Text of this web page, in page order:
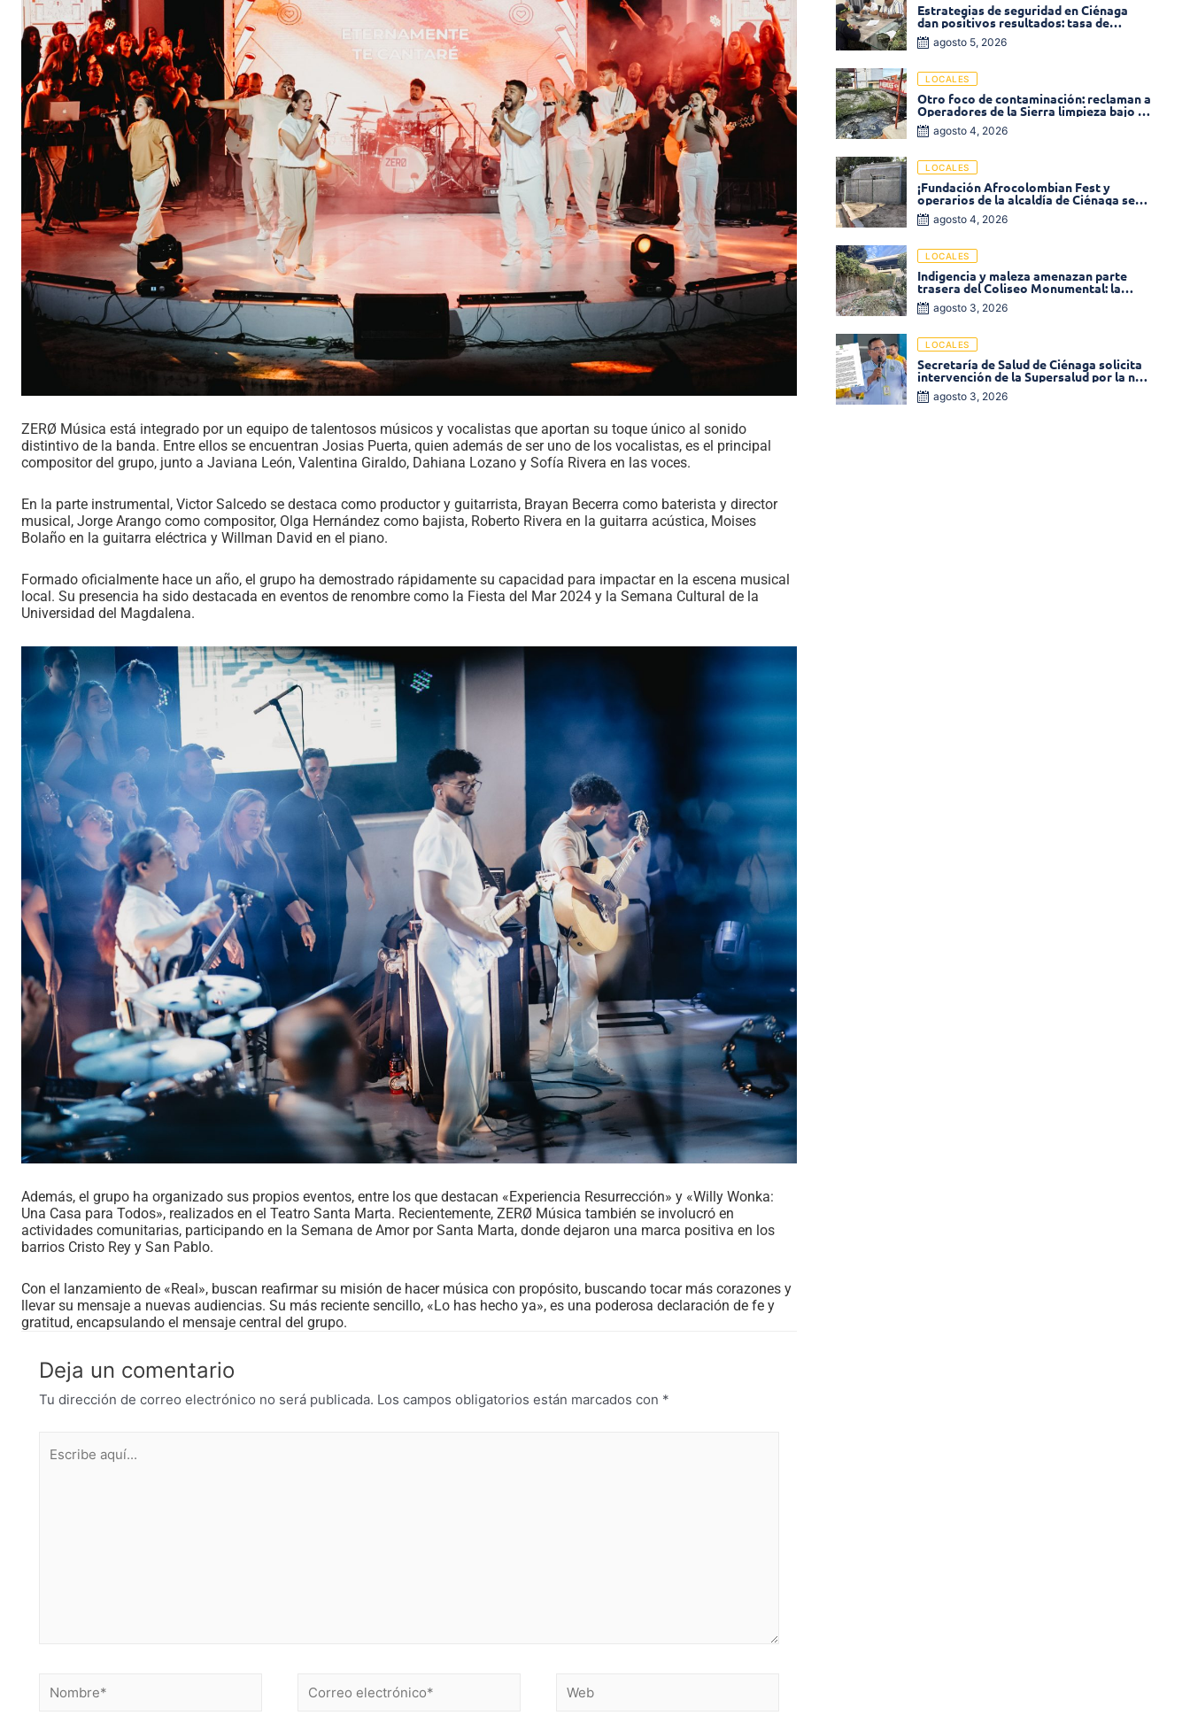
ZERØ Música está integrado por un equipo de talentosos músicos y vocalistas que aportan su toque único al sonido
distintivo de la banda. Entre ellos se encuentran Josias Puerta, quien además de ser uno de los vocalistas, es el principal
compositor del grupo, junto a Javiana León, Valentina Giraldo, Dahiana Lozano y Sofía Rivera en las voces.
En la parte instrumental, Victor Salcedo se destaca como productor y guitarrista, Brayan Becerra como baterista y director
musical, Jorge Arango como compositor, Olga Hernández como bajista, Roberto Rivera en la guitarra acústica, Moises
Bolaño en la guitarra eléctrica y Willman David en el piano.
Formado oficialmente hace un año, el grupo ha demostrado rápidamente su capacidad para impactar en la escena musical
local. Su presencia ha sido destacada en eventos de renombre como la Fiesta del Mar 2024 y la Semana Cultural de la
Universidad del Magdalena.
Además, el grupo ha organizado sus propios eventos, entre los que destacan «Experiencia Resurrección» y «Willy Wonka:
Una Casa para Todos», realizados en el Teatro Santa Marta. Recientemente, ZERØ Música también se involucró en
actividades comunitarias, participando en la Semana de Amor por Santa Marta, donde dejaron una marca positiva en los
barrios Cristo Rey y San Pablo.
Con el lanzamiento de «Real», buscan reafirmar su misión de hacer música con propósito, buscando tocar más corazones y
llevar su mensaje a nuevas audiencias. Su más reciente sencillo, «Lo has hecho ya», es una poderosa declaración de fe y
gratitud, encapsulando el mensaje central del grupo.
Deja un comentario
Tu dirección de correo electrónico no será publicada. Los campos obligatorios están marcados con *
Estrategias de seguridad en Ciénaga
dan positivos resultados: tasa de
homicidios disminuyó un 58% en 2026
agosto 5, 2026
LOCALES
Otro foco de contaminación: reclaman a
Operadores de la Sierra limpieza bajo el
puente de la calle 19 con carrera 11
agosto 4, 2026
LOCALES
¡Fundación Afrocolombian Fest y
operarios de la alcaldía de Ciénaga se
ponen la 10! Realizan limpieza de la
parte posterior del Coliseo
agosto 4, 2026
LOCALES
Indigencia y maleza amenazan parte
trasera del Coliseo Monumental: la
comunidad exige acción inmediata!
agosto 3, 2026
LOCALES
Secretaría de Salud de Ciénaga solicita
intervención de la Supersalud por la no
entrega de medicamentos en las EPS
agosto 3, 2026